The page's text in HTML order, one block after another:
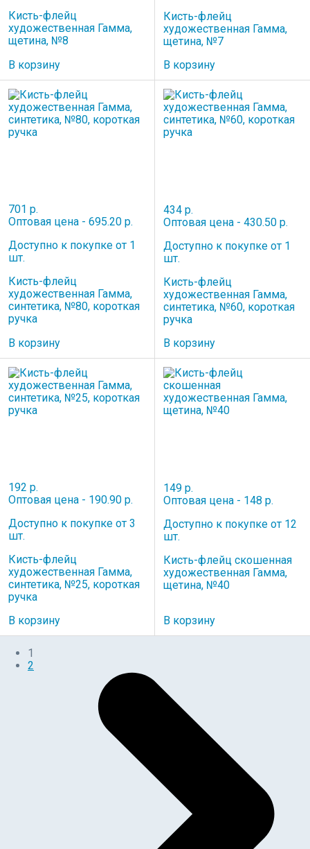
Кисть-флейц
художественная Гамма,
щетина, №8
В корзину
Кисть-флейц
художественная Гамма,
щетина, №7
В корзину
701 р.
Оптовая цена - 695.20 р.
Доступно к покупке от 1
шт.
Кисть-флейц
художественная Гамма,
синтетика, №80, короткая
ручка
В корзину
434 р.
Оптовая цена - 430.50 р.
Доступно к покупке от 1
шт.
Кисть-флейц
художественная Гамма,
синтетика, №60, короткая
ручка
В корзину
192 р.
Оптовая цена - 190.90 р.
Доступно к покупке от 3
шт.
Кисть-флейц
художественная Гамма,
синтетика, №25, короткая
ручка
В корзину
149 р.
Оптовая цена - 148 р.
Доступно к покупке от 12
шт.
Кисть-флейц скошенная
художественная Гамма,
щетина, №40
В корзину
1
2